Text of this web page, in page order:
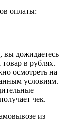
оплаты:
вы дожидаетесь
товар в рублях.
осмотреть на
условиям.
чек.
из